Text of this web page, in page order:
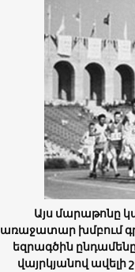
Այս մարաթոնը
առաջատար խմբում
եզրագծին
վայրկյանով